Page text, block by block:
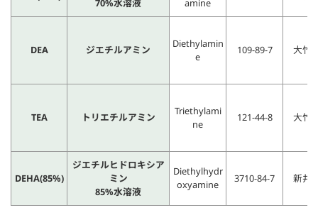
70%水溶液
amine
DEA ジエチルアミン
Diethylamin
e
109-89-7 大竹
TEA トリエチルアミン
Triethylami
ne
121-44-8 大竹
DEHA(85%)
ジエチルヒドロキシア
ミン
85%水溶液
Diethylhydr
oxyamine
3710-84-7 新井